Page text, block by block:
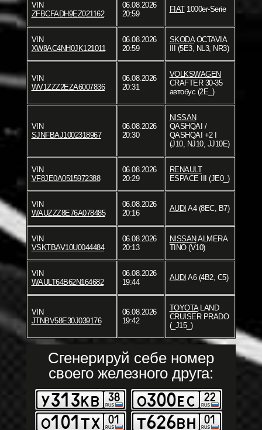
VIN
ZFBCFADH9EZ021162
06.08.2026
20:59
FIAT1000er-Serie
VIN
XW8AC4NH0JK121011
06.08.2026
20:59
SKODAOCTAVIA
III (5E3, NL3, NR3)
VIN
WV1ZZZ2EZA6007836
06.08.2026
20:31
VOLKSWAGEN
CRAFTER 30-35
автобус (2E_)
VIN
SJNFBAJ1002318967
06.08.2026
20:30
NISSAN
QASHQAI /
QASHQAI +2 I
(J10, NJ10, JJ10E)
VIN
VF8JE0A0515972388
06.08.2026
20:29
RENAULT
ESPACE III (JE0_)
VIN
WAUZZZ8E76A078485
06.08.2026
20:16
AUDI A4 (8EC, B7)
VIN
VSKTBAV10U0044484
06.08.2026
20:13
NISSAN ALMERA
TINO (V10)
VIN
WAULT64B62N164682
06.08.2026
19:44
AUDI A6 (4B2, C5)
VIN
JTNBV58E30J039176
06.08.2026
19:42
TOYOTALAND
CRUISER PRADO
(_J15_)
Сгенерируй себе номер
своего железного друга: